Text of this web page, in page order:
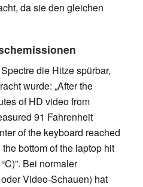
da sie den gleichen
die Hitze spürbar,
wurde: „After the
of HD video from
91 Fahrenheit
of the keyboard reached
bottom of the laptop hit
Bei normaler
Video-Schauen) hat